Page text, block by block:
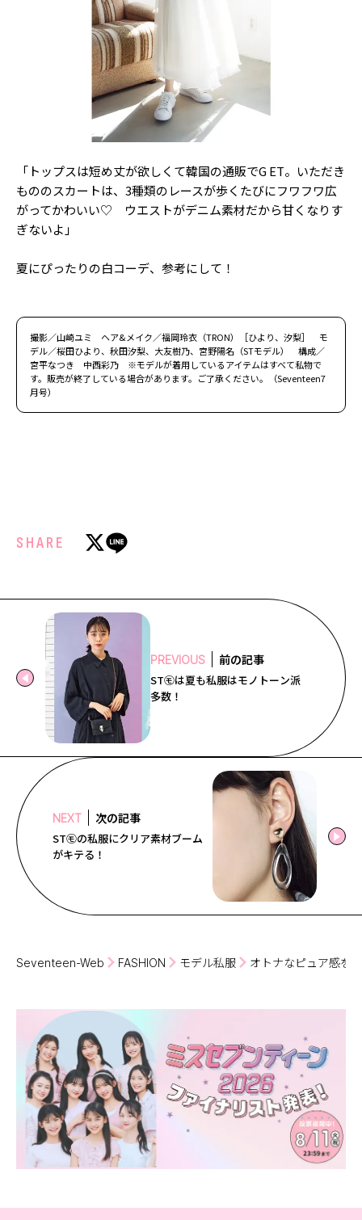
「トップスは短め丈が欲しくて韓国の通販でG ET。いただき
もののスカートは、3種類のレースが歩くたびにフワフワ広
がってかわいい♡ ウエストがデニム素材だから甘くなりす
ぎないよ」
夏にぴったりの白コーデ、参考にして！
撮影／山崎ユミ ヘア&メイク／福岡玲衣（TRON）［ひより、汐梨］ モ
デル／桜田ひより、秋田汐梨、大友樹乃、宮野陽名（STモデル） 構成／
宮平なつき 中西彩乃 ※モデルが着用しているアイテムはすべて私物で
す。販売が終了している場合があります。ご了承ください。（Seventeen7
月号）
SHARE
PREVIOUS 前の記事
ST㋲は夏も私服はモノトーン派
多数！
NEXT 次の記事
ST㋲の私服にクリア素材ブーム
がキテる！
Seventeen-Web FASHION モデル私服 オトナなピュア感を